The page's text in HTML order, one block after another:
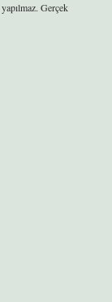
Gerçek